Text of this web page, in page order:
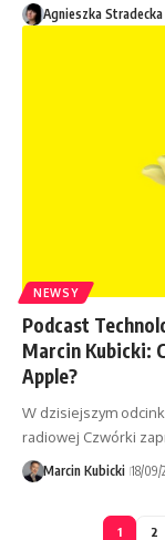
Agnieszka Stradecka
NEWSY
Podcast
Marcin Kubicki:
Apple?
W dzisiejszym
radiowej Czwórki
Marcin Kubicki 18/09/
1 2